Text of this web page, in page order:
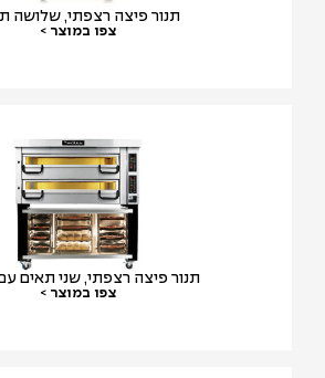
תנור פיצה רצפתי, שלושה תאים
צפו במוצר >
תנור פיצה רצפתי, שני תאים עם טיימר
צפו במוצר >